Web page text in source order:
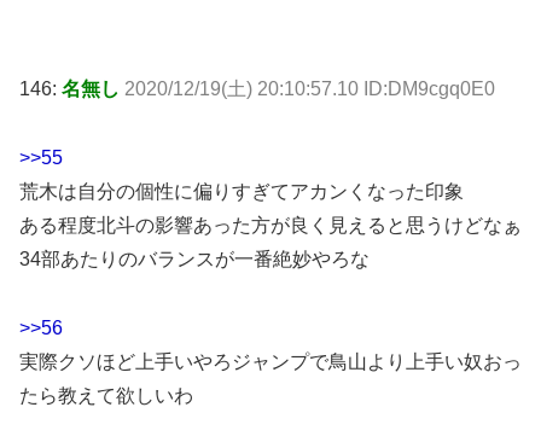
146: 名無し 2020/12/19(土) 20:10:57.10 ID:DM9cgq0E0
>>55
荒木は自分の個性に偏りすぎてアカンくなった印象
ある程度北斗の影響あった方が良く見えると思うけどなぁ
34部あたりのバランスが一番絶妙やろな
>>56
実際クソほど上手いやろジャンプで鳥山より上手い奴おっ
たら教えて欲しいわ